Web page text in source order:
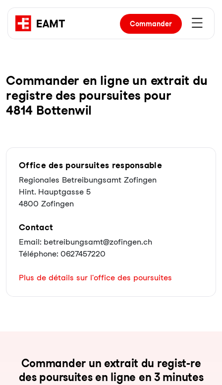
Commander
Com­man­der en li­gne un ex­trait du
re­gist­re des pour­sui­tes pour
4814 Bottenwil
Office des poursuites responsable
Regionales Betreibungsamt Zofingen
Hint. Hauptgasse 5
4800 Zofingen
Contact
Email: betreibungsamt@zofingen.ch
Téléphone: 0627457220
Plus de détails sur l'office des poursuites
Com­man­der un ex­trait du re­gist-re
des pour­sui­tes en li­gne en 3 mi­nu­tes